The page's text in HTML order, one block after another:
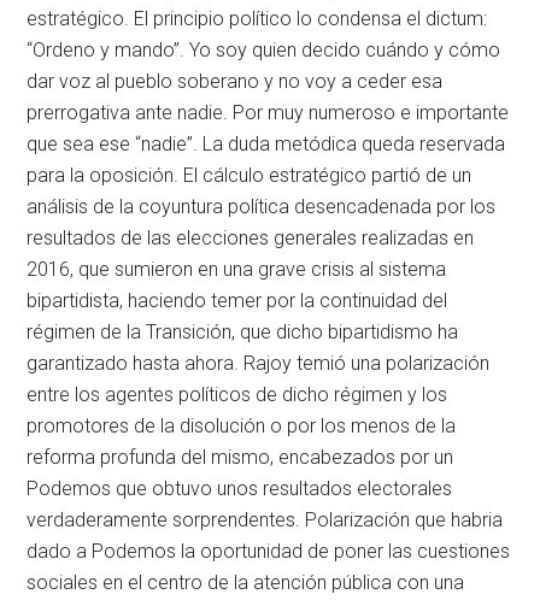
estratégico. El principio político lo condensa el dictum:
“Ordeno y mando”. Yo soy quien decido cuándo y cómo
dar voz al pueblo soberano y no voy a ceder esa
prerrogativa ante nadie. Por muy numeroso e importante
que sea ese “nadie”. La duda metódica queda reservada
para la oposición. El cálculo estratégico partió de un
análisis de la coyuntura política desencadenada por los
resultados de las elecciones generales realizadas en
2016, que sumieron en una grave crisis al sistema
bipartidista, haciendo temer por la continuidad del
régimen de la Transición, que dicho bipartidismo ha
garantizado hasta ahora. Rajoy temió una polarización
entre los agentes políticos de dicho régimen y los
promotores de la disolución o por los menos de la
reforma profunda del mismo, encabezados por un
Podemos que obtuvo unos resultados electorales
verdaderamente sorprendentes. Polarización que habria
dado a Podemos la oportunidad de poner las cuestiones
sociales en el centro de la atención pública con una